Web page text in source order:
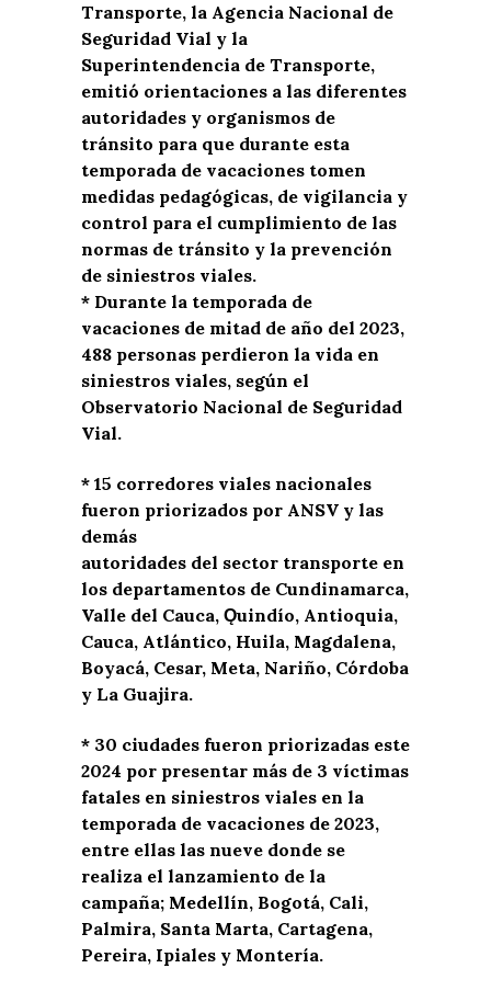
Transporte, la Agencia Nacional de
Seguridad Vial y la
Superintendencia de Transporte,
emitió orientaciones a las diferentes
autoridades y organismos de
tránsito para que durante esta
temporada de vacaciones tomen
medidas pedagógicas, de vigilancia y
control para el cumplimiento de las
normas de tránsito y la prevención
de siniestros viales.
* Durante la temporada de
vacaciones de mitad de año del 2023,
488 personas perdieron la vida en
siniestros viales, según el
Observatorio Nacional de Seguridad
Vial.
* 15 corredores viales nacionales
fueron priorizados por ANSV y las
demás
autoridades del sector transporte en
los departamentos de Cundinamarca,
Valle del Cauca, Ǫuindío, Antioquia,
Cauca, Atlántico, Huila, Magdalena,
Boyacá, Cesar, Meta, Nariño, Córdoba
y La Guajira.
* 30 ciudades fueron priorizadas este
2024 por presentar más de 3 víctimas
fatales en siniestros viales en la
temporada de vacaciones de 2023,
entre ellas las nueve donde se
realiza el lanzamiento de la
campaña; Medellín, Bogotá, Cali,
Palmira, Santa Marta, Cartagena,
Pereira, Ipiales y Montería.